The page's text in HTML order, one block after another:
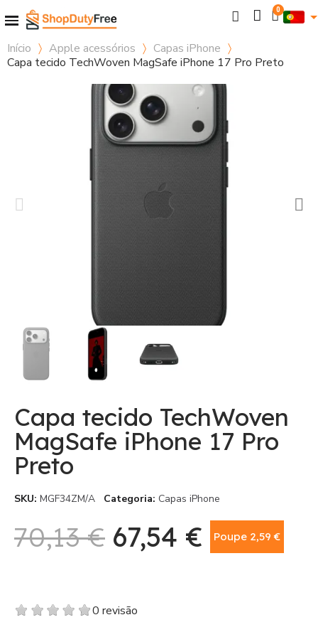
Início Apple acessórios
Capas iPhone
Capa tecido TechWoven MagSafe iPhone 17 Pro Preto
Capa tecido TechWoven
MagSafe iPhone 17 Pro
Preto
SKU MGF34ZM/A Categoria Capas iPhone
70,13 € 67,54 € Poupe 2,59 €
0 revisão